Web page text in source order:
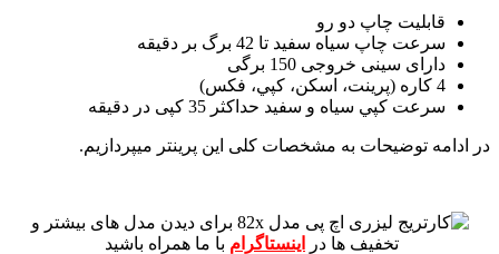
قابلیت چاپ دو رو
سرعت چاپ سیاه سفید تا 42 برگ بر دقیقه
دارای سینی خروجی 150 برگی
4 کاره (پرينت، اسکن، کپي، فکس)
سرعت کپي سياه و سفيد حداکثر 35 کپی در دقیقه
در ادامه توضیحات به مشخصات کلی این پرینتر میپردازیم.
برای دیدن مدل های بیشتر و
تخفیف ها در
اینستاگرام با ما همراه باشید